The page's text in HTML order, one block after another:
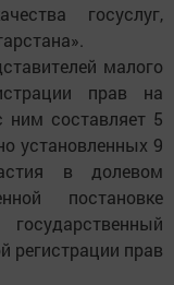
госуслуг,
малого
прав на
составляет 5
установленных 9
в долевом
постановке
регистрации прав